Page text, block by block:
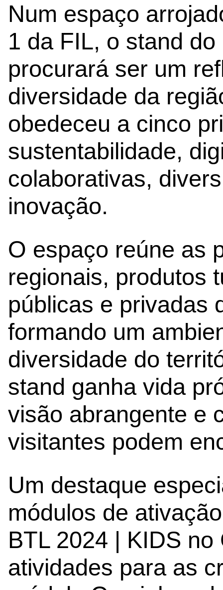
Num espaço
1 da FIL, o stand
procurará ser um
diversidade da
obedeceu a cinco
sustentabilidade,
colaborativas,
inovação.
O espaço reúne as
regionais, produtos
públicas e privadas
formando um
diversidade do
stand ganha vida
visão abrangente e
visitantes podem
Um destaque
módulos de
BTL 2024 | KIDS
atividades para as